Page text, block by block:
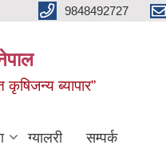
9848492727
कृषिजन्य ब्यापार”
ग्यालरी सम्पर्क